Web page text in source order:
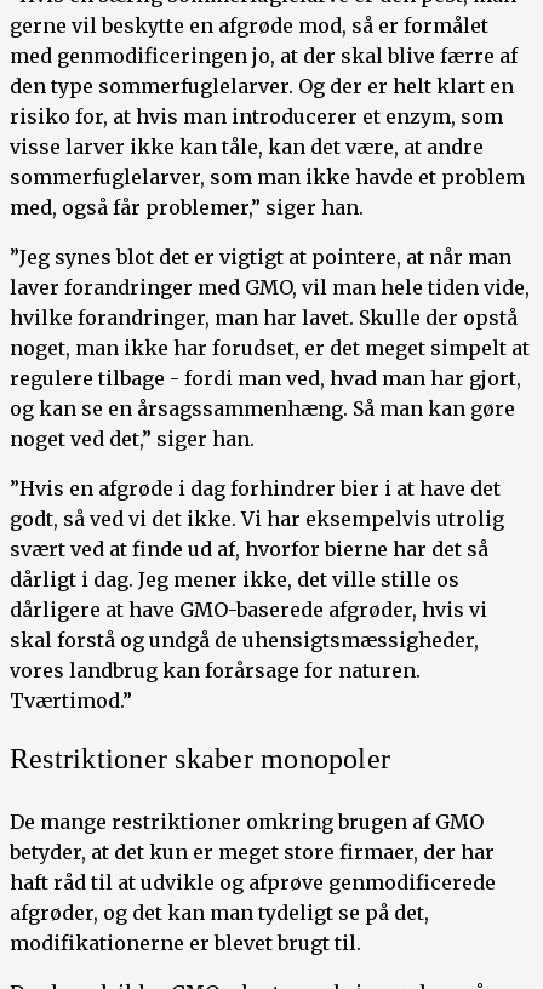
gerne vil beskytte en afgrøde mod, så er formålet
med genmodificeringen jo, at der skal blive færre af
den type sommerfuglelarver. Og der er helt klart en
risiko for, at hvis man introducerer et enzym, som
visse larver ikke kan tåle, kan det være, at andre
sommerfuglelarver, som man ikke havde et problem
med, også får problemer,” siger han.
”Jeg synes blot det er vigtigt at pointere, at når man
laver forandringer med GMO, vil man hele tiden vide,
hvilke forandringer, man har lavet. Skulle der opstå
noget, man ikke har forudset, er det meget simpelt at
regulere tilbage - fordi man ved, hvad man har gjort,
og kan se en årsagssammenhæng. Så man kan gøre
noget ved det,” siger han.
”Hvis en afgrøde i dag forhindrer bier i at have det
godt, så ved vi det ikke. Vi har eksempelvis utrolig
svært ved at finde ud af, hvorfor bierne har det så
dårligt i dag. Jeg mener ikke, det ville stille os
dårligere at have GMO-baserede afgrøder, hvis vi
skal forstå og undgå de uhensigtsmæssigheder,
vores landbrug kan forårsage for naturen.
Tværtimod.”
Restriktioner skaber monopoler
De mange restriktioner omkring brugen af GMO
betyder, at det kun er meget store firmaer, der har
haft råd til at udvikle og afprøve genmodificerede
afgrøder, og det kan man tydeligt se på det,
modifikationerne er blevet brugt til.